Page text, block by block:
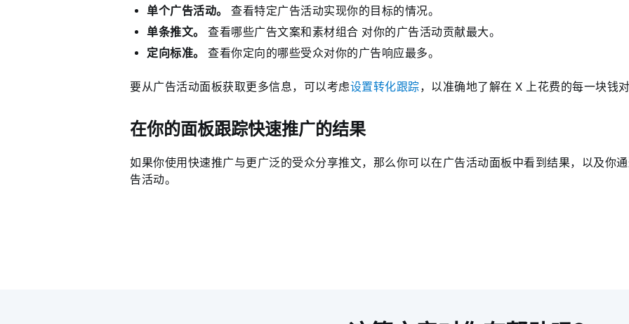
单个广告活动。
查看特定广告活动实现你的目标的情况。
单条推文。
查看哪些广告文案和素材组合 对你的广告活动贡献最大。
定向标准。
查看你定向的哪些受众对你的广告响应最多。
要从广告活动面板获取更多信息，可以考虑设置转化跟踪，以准确地了解在 X 上花费的每一块钱
在你的面板跟踪快速推广的结果
如果你使用快速推广与更广泛的受众分享推文，那么你可以在广告活动面板中看到结果，以及你
告活动。